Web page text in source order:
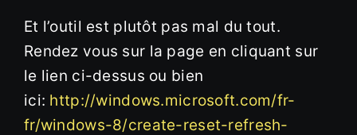
Et l’outil est plutôt pas mal du tout.
Rendez vous sur la page en cliquant sur
le lien ci-dessus ou bien
ici: http://windows.microsoft.com/fr-
fr/windows-8/create-reset-refresh-